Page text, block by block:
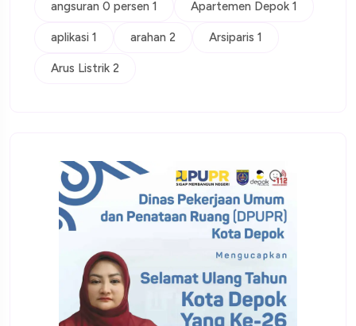
angsuran 0 persen 1 Apartemen Depok 1
aplikasi 1 arahan 2 Arsiparis 1
Arus Listrik 2